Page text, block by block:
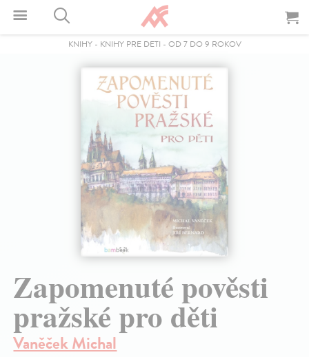
KNIHY- KNIHY PRE DETI - OD 7 DO 9 ROKOV
Zapomenuté pověsti
pražské pro děti
Vaněček Michal